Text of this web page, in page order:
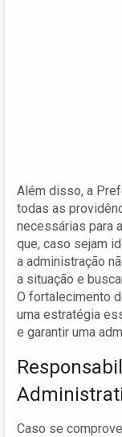
Além disso, a
todas as
necessárias para
que, caso sejam
a administração
a situação e
O fortalecimento
uma estratégia
e garantir uma
Caso se